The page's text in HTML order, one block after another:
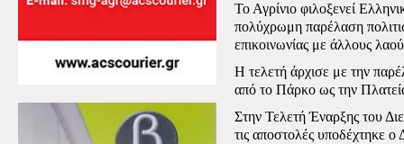
Το Αγρίνιο φιλοξενεί
πολύχρωμη παρέλαση
επικοινωνίας με άλλους
Η τελετή άρχισε με την
από το Πάρκο ως την
Στην Τελετή Έναρξης του
τις αποστολές υποδέχτηκε